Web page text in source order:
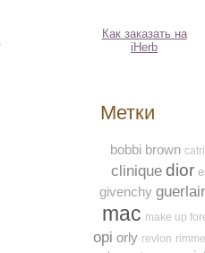
Как заказать на
iHerb
Метки
bobbi brown
clinique dior
givenchy
mac make up
opi orly revlon rimmel